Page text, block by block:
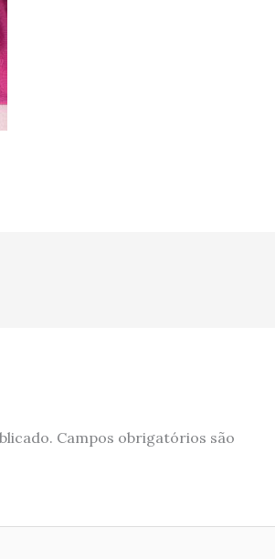
Campos obrigatórios são